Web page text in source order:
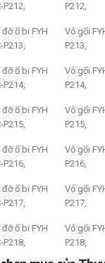
P212,
P212,
đỡ ổ bi FYH
P213,
Vỏ gối
P213,
đỡ ổ bi FYH
P214,
Vỏ gối
P214,
đỡ ổ bi FYH
P215,
Vỏ gối
P215,
đỡ ổ bi FYH
P216,
Vỏ gối
P216,
đỡ ổ bi FYH
P217,
Vỏ gối
P217,
đỡ ổ bi FYH
P218,
Vỏ gối
P218,